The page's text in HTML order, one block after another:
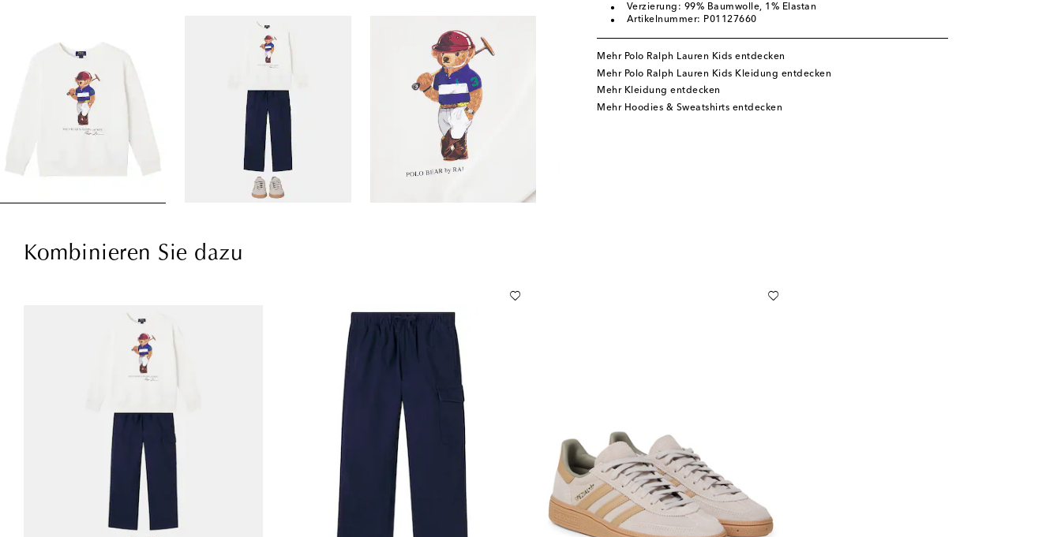
Verzierung: 99% Baumwolle, 1% Elastan
Artikelnummer: P01127660
Mehr Polo Ralph Lauren Kids entdecken
Mehr Polo Ralph Lauren Kids Kleidung entdecken
Mehr Kleidung entdecken
Mehr Hoodies & Sweatshirts entdecken
Kombinieren Sie dazu